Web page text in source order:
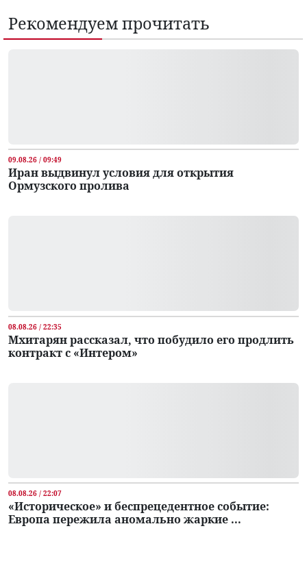
Рекомендуем прочитать
09.08.26 / 09:49
Иран выдвинул условия для открытия
Ормузского пролива
08.08.26 / 22:35
Мхитарян рассказал, что побудило его продлить
контракт с «Интером»
08.08.26 / 22:07
«Историческое» и беспрецедентное событие:
Европа пережила аномально жаркие ...